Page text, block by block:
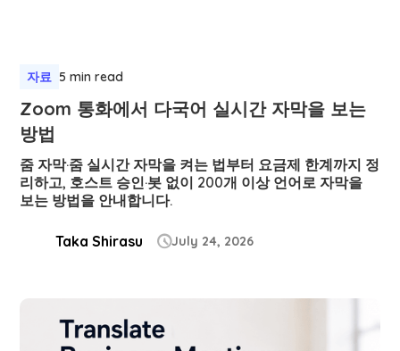
자료 5 min read
Zoom 통화에서 다국어 실시간 자막을 보는
방법
줌 자막·줌 실시간 자막을 켜는 법부터 요금제 한계까지 정
리하고, 호스트 승인·봇 없이 200개 이상 언어로 자막을
보는 방법을 안내합니다.
Taka Shirasu July 24, 2026